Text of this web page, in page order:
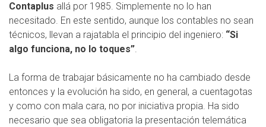
Contaplus allá por 1985. Simplemente no lo han
necesitado. En este sentido, aunque los contables no sean
técnicos, llevan a rajatabla el principio del ingeniero: “Si
algo funciona, no lo toques”.
La forma de trabajar básicamente no ha cambiado desde
entonces y la evolución ha sido, en general, a cuentagotas
y como con mala cara, no por iniciativa propia. Ha sido
necesario que sea obligatoria la presentación telemática